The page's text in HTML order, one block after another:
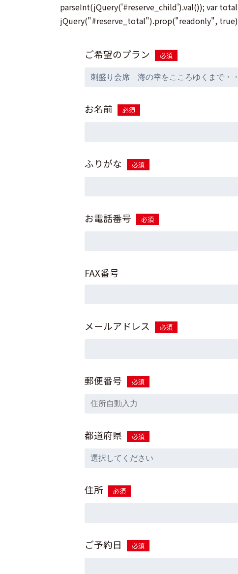
parseInt(jQuery('#reserve_child').val()); var
jQuery("#reserve_total").prop("readonly",
ご希望のプラン 必須
お名前 必須
ふりがな 必須
お電話番号 必須
FAX番号
メールアドレス 必須
郵便番号 必須
都道府県 必須
住所 必須
ご予約日 必須